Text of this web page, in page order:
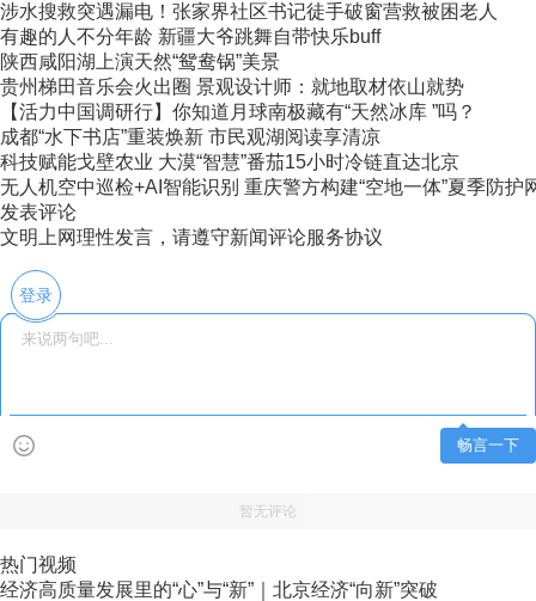
涉水搜救突遇漏电！张家界社区书记徒手破窗营救被困老人
有趣的人不分年龄 新疆大爷跳舞自带快乐buff
陕西咸阳湖上演天然“鸳鸯锅”美景
贵州梯田音乐会火出圈 景观设计师：就地取材依山就势
【活力中国调研行】你知道月球南极藏有“天然冰库 ”吗？
成都“水下书店”重装焕新 市民观湖阅读享清凉
科技赋能戈壁农业 大漠“智慧”番茄15小时冷链直达北京
无人机空中巡检+AI智能识别 重庆警方构建“空地一体”夏季防护
发表评论
文明上网理性发言，请遵守新闻评论服务协议
登录
畅言一下
暂无评论
热门视频
经济高质量发展里的“心”与“新”｜北京经济“向新”突破